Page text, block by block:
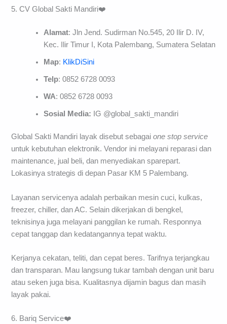
5. CV Global Sakti Mandiri❤️
Alamat: Jln Jend. Sudirman No.545, 20 Ilir D. IV,
Kec. Ilir Timur I, Kota Palembang, Sumatera Selatan
Map: KlikDiSini
Telp: 0852 6728 0093
WA: 0852 6728 0093
Sosial Media: IG @global_sakti_mandiri
Global Sakti Mandiri layak disebut sebagaione stop service
untuk kebutuhan elektronik. Vendor ini melayani reparasi dan
maintenance, jual beli, dan menyediakan sparepart.
Lokasinya strategis di depan Pasar KM 5 Palembang.
Layanan servicenya adalah perbaikan mesin cuci, kulkas,
freezer, chiller, dan AC. Selain dikerjakan di bengkel,
teknisinya juga melayani panggilan ke rumah. Responnya
cepat tanggap dan kedatangannya tepat waktu.
Kerjanya cekatan, teliti, dan cepat beres. Tarifnya terjangkau
dan transparan. Mau langsung tukar tambah dengan unit baru
atau seken juga bisa. Kualitasnya dijamin bagus dan masih
layak pakai.
6. Bariq Service❤️